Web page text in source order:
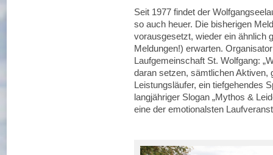
Seit 1977 findet der
so auch heuer. Die bisherigen
vorausgesetzt, wieder ein ähnlich
Meldungen!) erwarten.
Laufgemeinschaft St. Wolfgang:
daran setzen, sämtlichen Aktiven,
Leistungsläufer, ein tiefgehendes
langjähriger Slogan „Mythos &
eine der emotionalsten